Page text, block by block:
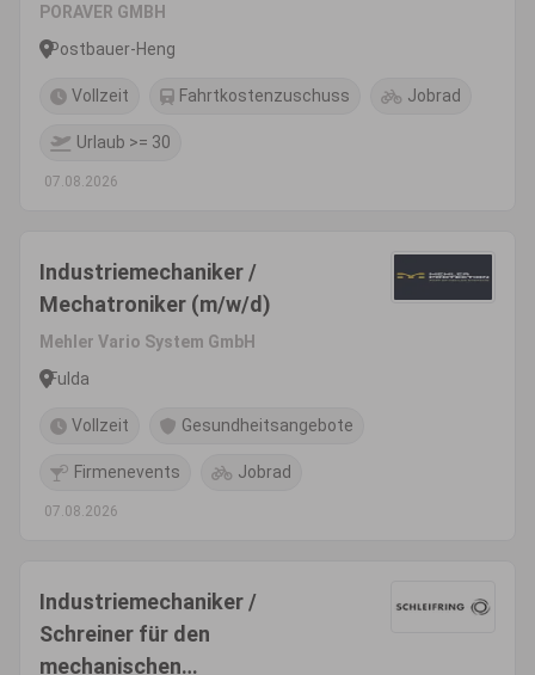
PORAVER GMBH
Postbauer-Heng
Vollzeit Fahrtkostenzuschuss Jobrad
Urlaub >= 30
07.08.2026
Industriemechaniker /
Mechatroniker (m/w/d)
Mehler Vario System GmbH
Fulda
Vollzeit Gesundheitsangebote
Firmenevents Jobrad
07.08.2026
Industriemechaniker /
Schreiner für den
mechanischen